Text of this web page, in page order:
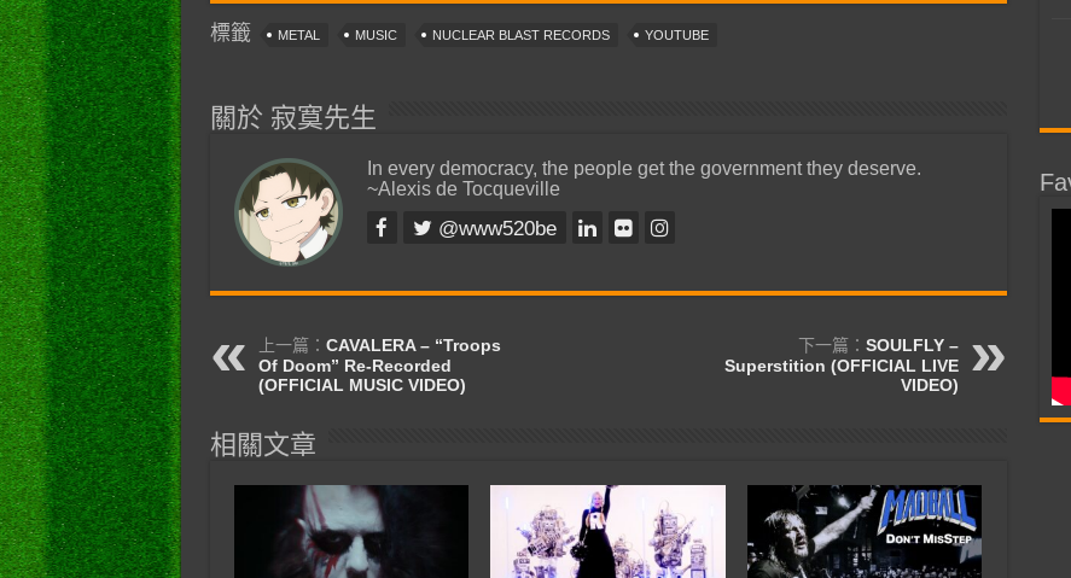
標籤 METAL MUSIC NUCLEAR BLAST RECORDS YOUTUBE
關於 寂寞先生
In every democracy, the people get the government they deserve.
~Alexis de Tocqueville
@www520be
上一篇： CAVALERA – “Troops
Of Doom” Re-Recorded
(OFFICIAL MUSIC VIDEO)
下一篇： SOULFLY –
Superstition (OFFICIAL LIVE
VIDEO)
相關文章